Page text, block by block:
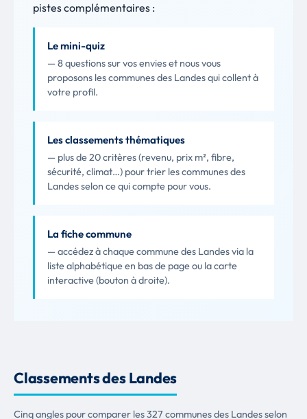
pistes complémentaires :
Le mini-quiz
— 8 questions sur vos envies et nous vous
proposons les communes des Landes qui collent à
votre profil.
Les classements thématiques
— plus de 20 critères (revenu, prix m², fibre,
sécurité, climat…) pour trier les communes des
Landes selon ce qui compte pour vous.
La fiche commune
— accédez à chaque commune des Landes via la
liste alphabétique en bas de page ou la carte
interactive (bouton à droite).
Classements des Landes
Cinq angles pour comparer les 327 communes des Landes selon